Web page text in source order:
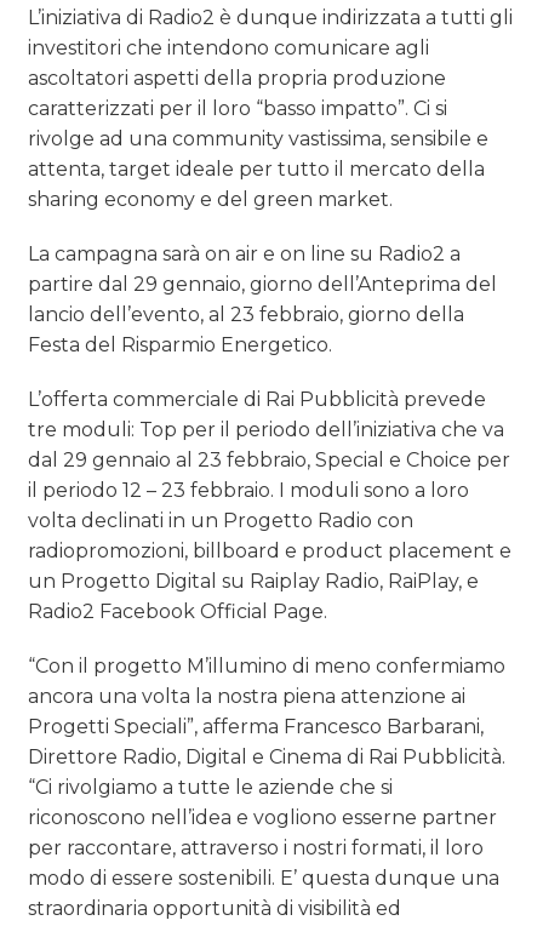
L’iniziativa di Radio2 è dunque indirizzata a tutti gli
investitori che intendono comunicare agli
ascoltatori aspetti della propria produzione
caratterizzati per il loro “basso impatto”. Ci si
rivolge ad una community vastissima, sensibile e
attenta, target ideale per tutto il mercato della
sharing economy e del green market.
La campagna sarà on air e on line su Radio2 a
partire dal 29 gennaio, giorno dell’Anteprima del
lancio dell’evento, al 23 febbraio, giorno della
Festa del Risparmio Energetico.
L’offerta commerciale di Rai Pubblicità prevede
tre moduli: Top per il periodo dell’iniziativa che va
dal 29 gennaio al 23 febbraio, Special e Choice per
il periodo 12 – 23 febbraio. I moduli sono a loro
volta declinati in un Progetto Radio con
radiopromozioni, billboard e product placement e
un Progetto Digital su Raiplay Radio, RaiPlay, e
Radio2 Facebook Official Page.
“Con il progetto M’illumino di meno confermiamo
ancora una volta la nostra piena attenzione ai
Progetti Speciali”, afferma Francesco Barbarani,
Direttore Radio, Digital e Cinema di Rai Pubblicità.
“Ci rivolgiamo a tutte le aziende che si
riconoscono nell’idea e vogliono esserne partner
per raccontare, attraverso i nostri formati, il loro
modo di essere sostenibili. E’ questa dunque una
straordinaria opportunità di visibilità ed